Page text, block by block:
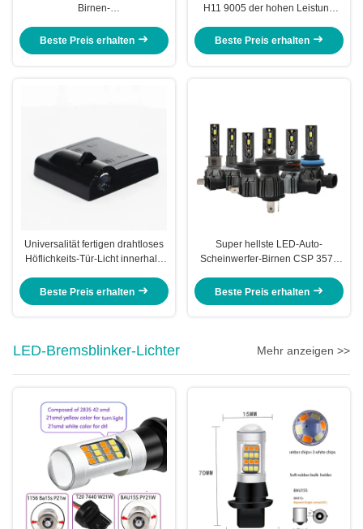
Birnen-
Projektor-Linse des Bi-LED
Beste Preis erhalten
H11 9005 der hohen Leistung
Beste Preis erhalten
Universalität fertigen drahtloses
Höflichkeits-Tür-Licht innerhalb
DC4.5V besonders an
Beste Preis erhalten
Super hellste LED-Auto-
Scheinwerfer-Birnen CSP 3570
Beste Preis erhalten
LED-Bremsblinker-Lichter Mehr anzeigen >>